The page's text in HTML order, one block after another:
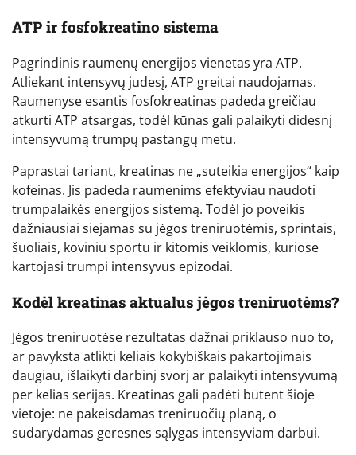
ATP ir fosfokreatino sistema
Pagrindinis raumenų energijos vienetas yra ATP.
Atliekant intensyvų judesį, ATP greitai naudojamas.
Raumenyse esantis fosfokreatinas padeda greičiau
atkurti ATP atsargas, todėl kūnas gali palaikyti didesnį
intensyvumą trumpų pastangų metu.
Paprastai tariant, kreatinas ne „suteikia energijos“ kaip
kofeinas. Jis padeda raumenims efektyviau naudoti
trumpalaikės energijos sistemą. Todėl jo poveikis
dažniausiai siejamas su jėgos treniruotėmis, sprintais,
šuoliais, koviniu sportu ir kitomis veiklomis, kuriose
kartojasi trumpi intensyvūs epizodai.
Kodėl kreatinas aktualus jėgos treniruotėms?
Jėgos treniruotėse rezultatas dažnai priklauso nuo to,
ar pavyksta atlikti keliais kokybiškais pakartojimais
daugiau, išlaikyti darbinį svorį ar palaikyti intensyvumą
per kelias serijas. Kreatinas gali padėti būtent šioje
vietoje: ne pakeisdamas treniruočių planą, o
sudarydamas geresnes sąlygas intensyviam darbui.